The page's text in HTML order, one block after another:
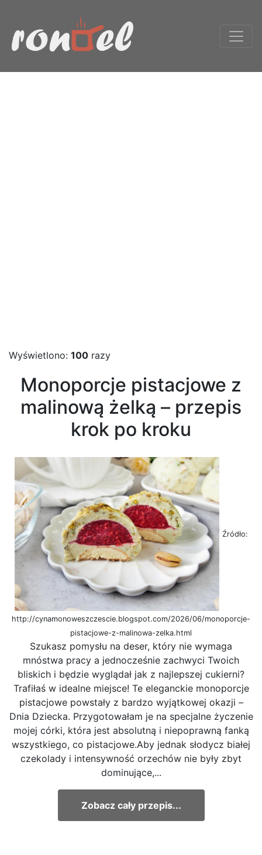
Wyświetlono: 100 razy
Monoporcje pistacjowe z
malinową żelką – przepis
krok po kroku
Źródło:
http://cynamonoweszczescie.blogspot.com/2026/06/monoporcje-
pistacjowe-z-malinowa-zelka.html
Szukasz pomysłu na deser, który nie wymaga
mnóstwa pracy a jednocześnie zachwyci Twoich
bliskich i będzie wyglądał jak z najlepszej cukierni?
Trafiłaś w idealne miejsce! Te eleganckie monoporcje
pistacjowe powstały z bardzo wyjątkowej okazji –
Dnia Dziecka. Przygotowałam je na specjalne życzenie
mojej córki, która jest absolutną i niepoprawną fanką
wszystkiego, co pistacjowe.Aby jednak słodycz białej
czekolady i intensywność orzechów nie były zbyt
dominujące,...
Zobacz cały przepis...